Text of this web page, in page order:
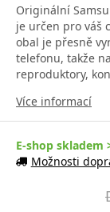
Originální
je určen pro váš
obal je přesně
telefonu, takže
reproduktory,
Více informací
E-shop skladem
Možnosti